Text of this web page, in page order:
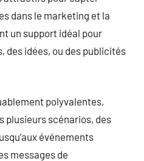
dans le marketing et la
un support idéal pour
des idées, ou des publicités
polyvalentes,
plusieurs scénarios, des
événements
messages de